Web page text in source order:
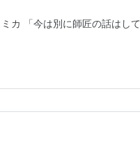
カ 「今は別に師匠の話はして